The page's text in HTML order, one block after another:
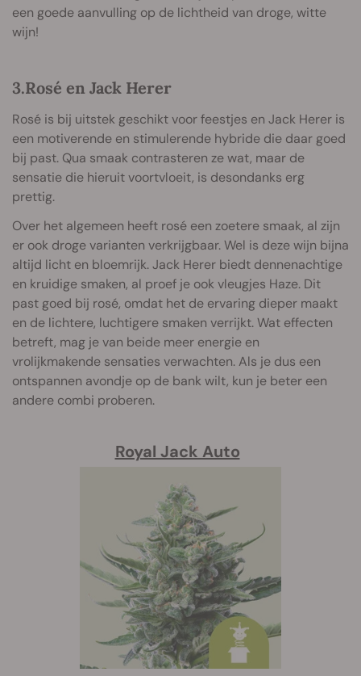
een goede aanvulling op de lichtheid van droge, witte
wijn!
3.Rosé en Jack Herer
Rosé is bij uitstek geschikt voor feestjes en Jack Herer is
een motiverende en stimulerende hybride die daar goed
bij past. Qua smaak contrasteren ze wat, maar de
sensatie die hieruit voortvloeit, is desondanks erg
prettig.
Over het algemeen heeft rosé een zoetere smaak, al zijn
er ook droge varianten verkrijgbaar. Wel is deze wijn bijna
altijd licht en bloemrijk. Jack Herer biedt dennenachtige
en kruidige smaken, al proef je ook vleugjes Haze. Dit
past goed bij rosé, omdat het de ervaring dieper maakt
en de lichtere, luchtigere smaken verrijkt. Wat effecten
betreft, mag je van beide meer energie en
vrolijkmakende sensaties verwachten. Als je dus een
ontspannen avondje op de bank wilt, kun je beter een
andere combi proberen.
Royal Jack Auto